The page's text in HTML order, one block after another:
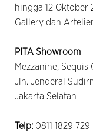
hingga 12
Gallery dan
PITA Showroom
Mezzanine, Sequis
Jln. Jenderal
Jakarta Selatan
Telp: 0811 1829 729